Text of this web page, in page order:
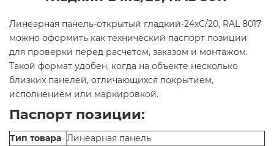
Линеарная панель-открытый гладкий-24хС/20, RAL 8017
можно оформить как технический паспорт позиции
для проверки перед расчетом, заказом и монтажом.
Такой формат удобен, когда на объекте несколько
близких панелей, отличающихся покрытием,
исполнением или маркировкой.
Паспорт позиции:
Тип товара Линеарная панель